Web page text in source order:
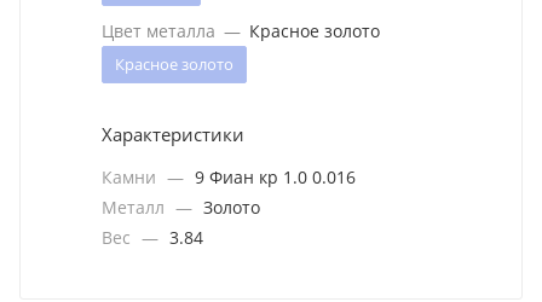
Цвет металла — Красное золото
Красное золото
Характеристики
Камни — 9 Фиан кр 1.0 0.016
Металл — Золото
Вес — 3.84